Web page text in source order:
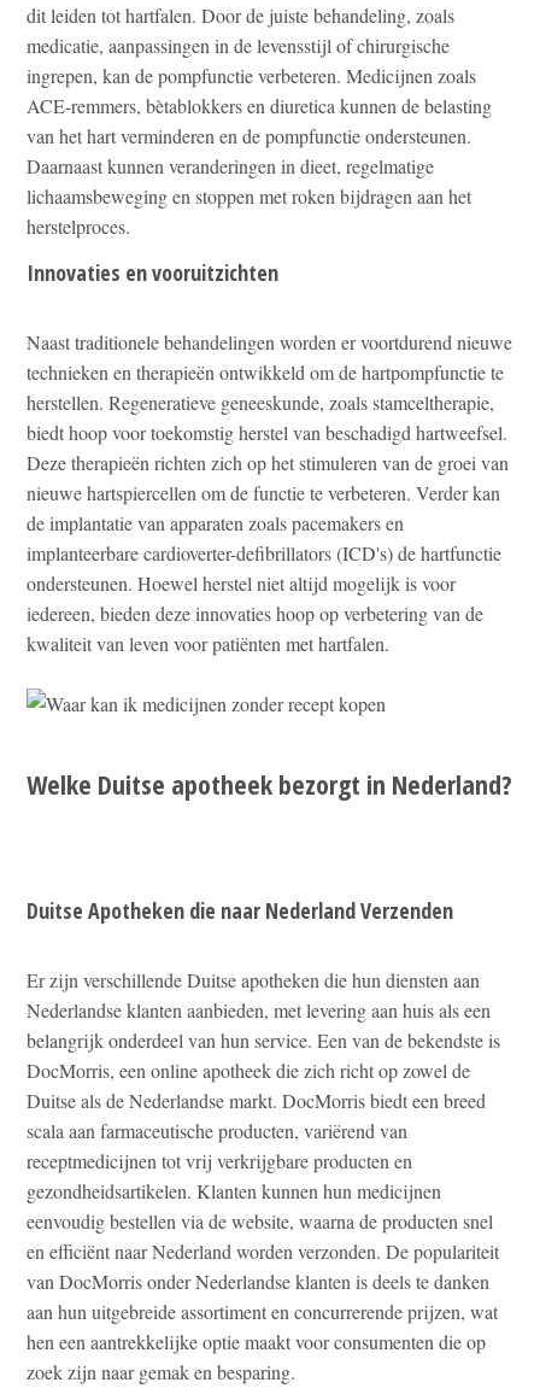
dit leiden tot hartfalen. Door de juiste behandeling, zoals
medicatie, aanpassingen in de levensstijl of chirurgische
ingrepen, kan de pompfunctie verbeteren. Medicijnen zoals
ACE-remmers, bètablokkers en diuretica kunnen de belasting
van het hart verminderen en de pompfunctie ondersteunen.
Daarnaast kunnen veranderingen in dieet, regelmatige
lichaamsbeweging en stoppen met roken bijdragen aan het
herstelproces.
Innovaties en vooruitzichten
Naast traditionele behandelingen worden er voortdurend nieuwe
technieken en therapieën ontwikkeld om de hartpompfunctie te
herstellen. Regeneratieve geneeskunde, zoals stamceltherapie,
biedt hoop voor toekomstig herstel van beschadigd hartweefsel.
Deze therapieën richten zich op het stimuleren van de groei van
nieuwe hartspiercellen om de functie te verbeteren. Verder kan
de implantatie van apparaten zoals pacemakers en
implanteerbare cardioverter-defibrillators (ICD's) de hartfunctie
ondersteunen. Hoewel herstel niet altijd mogelijk is voor
iedereen, bieden deze innovaties hoop op verbetering van de
kwaliteit van leven voor patiënten met hartfalen.
Welke Duitse apotheek bezorgt in Nederland?
Duitse Apotheken die naar Nederland Verzenden
Er zijn verschillende Duitse apotheken die hun diensten aan
Nederlandse klanten aanbieden, met levering aan huis als een
belangrijk onderdeel van hun service. Een van de bekendste is
DocMorris, een online apotheek die zich richt op zowel de
Duitse als de Nederlandse markt. DocMorris biedt een breed
scala aan farmaceutische producten, variërend van
receptmedicijnen tot vrij verkrijgbare producten en
gezondheidsartikelen. Klanten kunnen hun medicijnen
eenvoudig bestellen via de website, waarna de producten snel
en efficiënt naar Nederland worden verzonden. De populariteit
van DocMorris onder Nederlandse klanten is deels te danken
aan hun uitgebreide assortiment en concurrerende prijzen, wat
hen een aantrekkelijke optie maakt voor consumenten die op
zoek zijn naar gemak en besparing.